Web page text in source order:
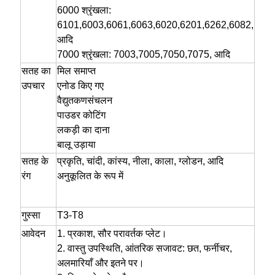
6000 श्रृंखला:
6101,6003,6061,6063,6020,6201,6262,6082,
आदि
7000 श्रृंखला: 7003,7005,7050,7075, आदि
सतह का
उपचार
मिल समाप्त
एनोड किए गए
वैद्युतकणसंचलन
पाउडर कोटिंग
लकड़ी का दाना
बालू उड़ाया
सतह के
रंग
प्रकृति, चांदी, कांस्य, नीला, काला, ग्लोडन, आदि
अनुकूलित के रूप में
गुस्सा
T3-T8
आवेदन
1. प्रकाश, सौर परावर्तक प्लेट।
2. वास्तु उपस्थिति, आंतरिक सजावट: छत, फर्नीचर,
अलमारियाँ और इतने पर।